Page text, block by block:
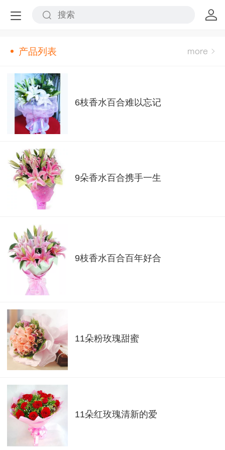
产品列表
6枝香水百合难以忘记
9朵香水百合携手一生
9枝香水百合百年好合
11朵粉玫瑰甜蜜
11朵红玫瑰清新的爱